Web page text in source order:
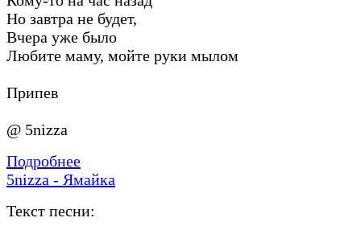
Но завтра не будет,
Вчера уже было
Любите маму, мойте руки мылом
Припев
@ 5nizza
Подробнее
5nizza - Ямайка
Текст песни: